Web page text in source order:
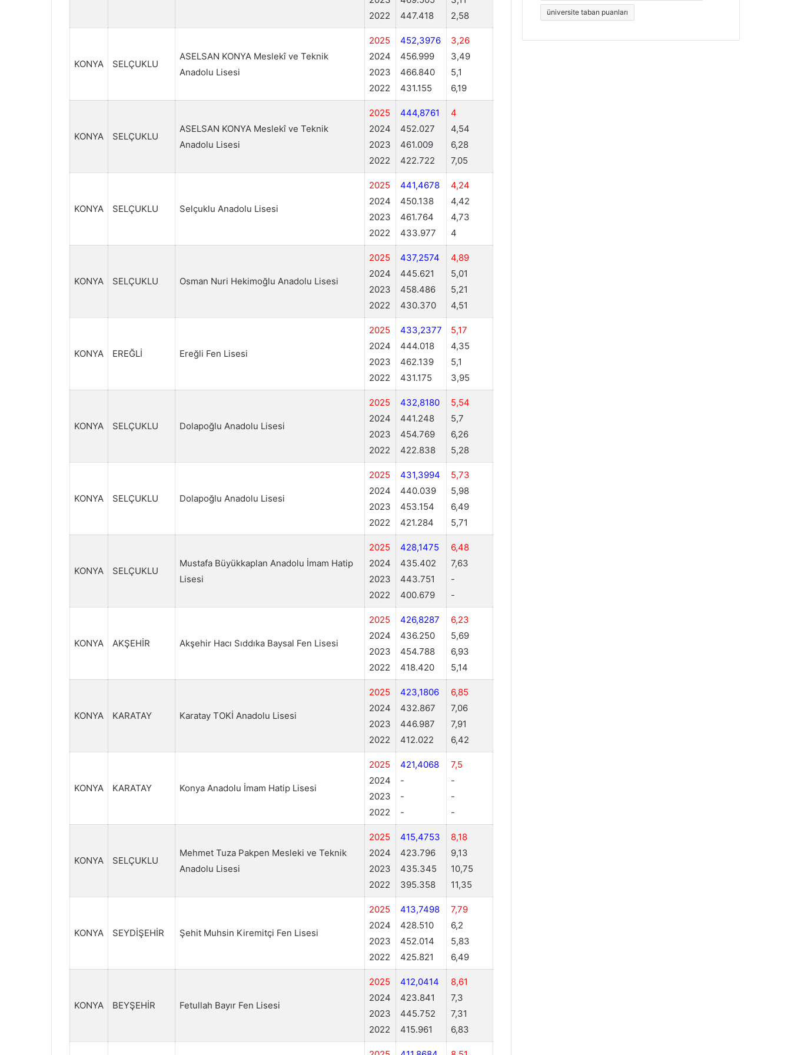
2022
447.418
2,58
KONYA SELÇUKLU
ASELSAN KONYA Meslekî ve Teknik
Anadolu Lisesi
2025
2024
2023
2022
452,3976
456.999
466.840
431.155
3,26
3,49
5,1
6,19
KONYA SELÇUKLU
ASELSAN KONYA Meslekî ve Teknik
Anadolu Lisesi
2025
2024
2023
2022
444,8761
452.027
461.009
422.722
4
4,54
6,28
7,05
KONYA SELÇUKLU Selçuklu Anadolu Lisesi
2025
2024
2023
2022
441,4678
450.138
461.764
433.977
4,24
4,42
4,73
4
KONYA SELÇUKLU Osman Nuri Hekimoğlu Anadolu Lisesi
2025
2024
2023
2022
437,2574
445.621
458.486
430.370
4,89
5,01
5,21
4,51
KONYA EREĞLİ Ereğli Fen Lisesi
2025
2024
2023
2022
433,2377
444.018
462.139
431.175
5,17
4,35
5,1
3,95
KONYA SELÇUKLU Dolapoğlu Anadolu Lisesi
2025
2024
2023
2022
432,8180
441.248
454.769
422.838
5,54
5,7
6,26
5,28
KONYA SELÇUKLU Dolapoğlu Anadolu Lisesi
2025
2024
2023
2022
431,3994
440.039
453.154
421.284
5,73
5,98
6,49
5,71
KONYA SELÇUKLU
Mustafa Büyükkaplan Anadolu İmam Hatip
Lisesi
2025
2024
2023
2022
428,1475
435.402
443.751
400.679
6,48
7,63
-
-
KONYA AKŞEHİR Akşehir Hacı Sıddıka Baysal Fen Lisesi
2025
2024
2023
2022
426,8287
436.250
454.788
418.420
6,23
5,69
6,93
5,14
KONYA KARATAY Karatay TOKİ Anadolu Lisesi
2025
2024
2023
2022
423,1806
432.867
446.987
412.022
6,85
7,06
7,91
6,42
KONYA KARATAY Konya Anadolu İmam Hatip Lisesi
2025
2024
2023
2022
421,4068
-
-
-
7,5
-
-
-
KONYA SELÇUKLU
Mehmet Tuza Pakpen Mesleki ve Teknik
Anadolu Lisesi
2025
2024
2023
2022
415,4753
423.796
435.345
395.358
8,18
9,13
10,75
11,35
KONYA SEYDİŞEHİR Şehit Muhsin Kiremitçi Fen Lisesi
2025
2024
2023
2022
413,7498
428.510
452.014
425.821
7,79
6,2
5,83
6,49
KONYA BEYŞEHİR Fetullah Bayır Fen Lisesi
2025
2024
2023
2022
412,0414
423.841
445.752
415.961
8,61
7,3
7,31
6,83
üniversite taban puanları